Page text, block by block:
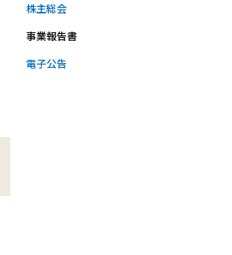
株主総会
事業報告書
電子公告